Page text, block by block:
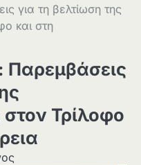
για τη βελτίωση της
και στη
Παρεμβάσεις
Τρίλοφο